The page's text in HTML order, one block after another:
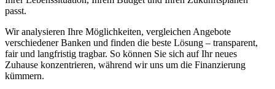
passt.
Wir analysieren Ihre Möglichkeiten, vergleichen Angebote
verschiedener Banken und finden die beste Lösung – transparent,
fair und langfristig tragbar. So können Sie sich auf Ihr neues
Zuhause konzentrieren, während wir uns um die Finanzierung
kümmern.